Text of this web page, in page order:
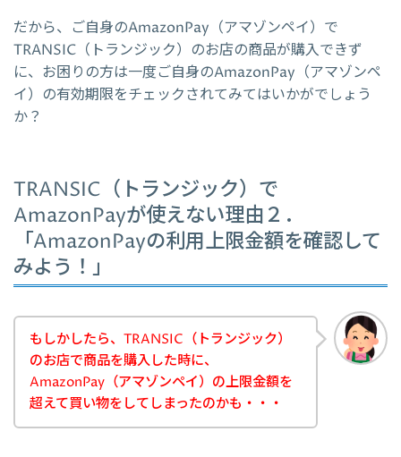
だから、ご自身のAmazonPay（アマゾンペイ）で
TRANSIC（トランジック）のお店の商品が購入できず
に、お困りの方は一度ご自身のAmazonPay（アマゾンペ
イ）の有効期限をチェックされてみてはいかがでしょう
か？
TRANSIC（トランジック）で
AmazonPayが使えない理由２．
「AmazonPayの利用上限金額を確認して
みよう！」
もしかしたら、TRANSIC（トランジック）
のお店で商品を購入した時に、
AmazonPay（アマゾンペイ）の上限金額を
超えて買い物をしてしまったのかも・・・